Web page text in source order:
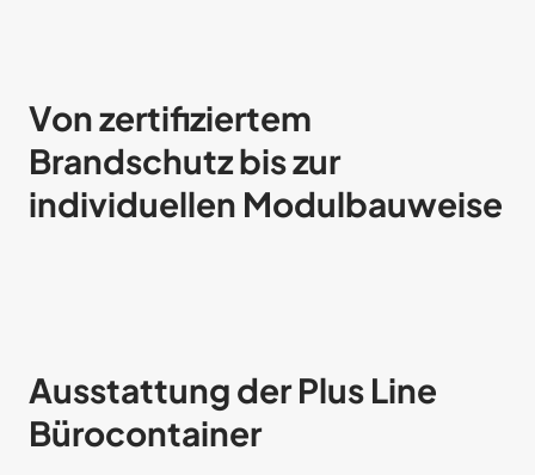
Von zertifiziertem
Brandschutz bis zur
individuellen Modulbauweise
Ausstattung der Plus Line
Bürocontainer